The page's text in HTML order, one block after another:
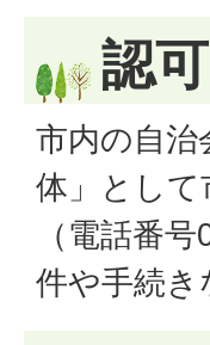
認
市内の自治
体」とし
（電話番
件や手続